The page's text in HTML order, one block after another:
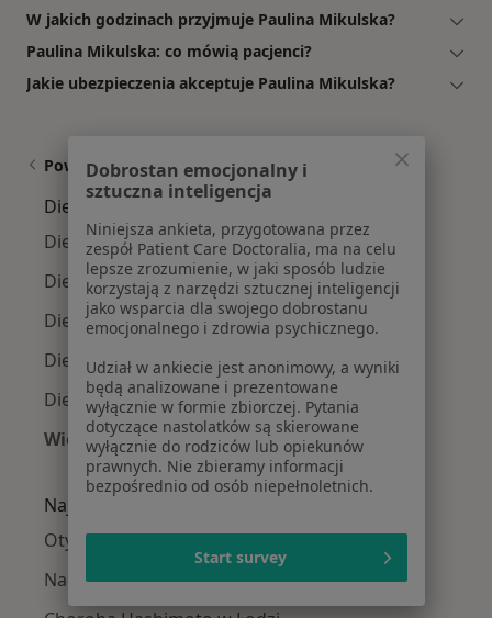
W jakich godzinach przyjmuje Paulina Mikulska?
Paulina Mikulska: co mówią pacjenci?
Jakie ubezpieczenia akceptuje Paulina Mikulska?
Powiązane wyszukiwania
Dietetycy w pobliżu
Dietetycy Śródmieście
Dietetycy Bałuty
Dietetycy Polesie
Dietetycy Górna
Dietetycy Widzew
Więcej (3)
Więcej w kategorii: Dietetycy w pobliżu
Najczęście leczone choroby
Otyłość w Łodzi
Nadwaga w Łodzi
Dobrostan emocjonalny i
sztuczna inteligencja
Niniejsza ankieta, przygotowana przez
zespół Patient Care Doctoralia, ma na celu
lepsze zrozumienie, w jaki sposób ludzie
korzystają z narzędzi sztucznej inteligencji
jako wsparcia dla swojego dobrostanu
emocjonalnego i zdrowia psychicznego.
Udział w ankiecie jest anonimowy, a wyniki
będą analizowane i prezentowane
wyłącznie w formie zbiorczej. Pytania
dotyczące nastolatków są skierowane
wyłącznie do rodziców lub opiekunów
prawnych. Nie zbieramy informacji
bezpośrednio od osób niepełnoletnich.
Start survey